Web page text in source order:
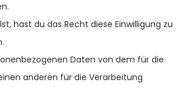
hast du das Recht diese Einwilligung zu
Daten von dem für die
anderen für die Verarbeitung